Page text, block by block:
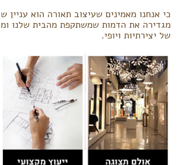
כי אנחנו מאמינים שעיצוב תאורה הוא
מגדירה את הדמות שמשתקפת מהבית שלנו
של יצירתיות ויופי.